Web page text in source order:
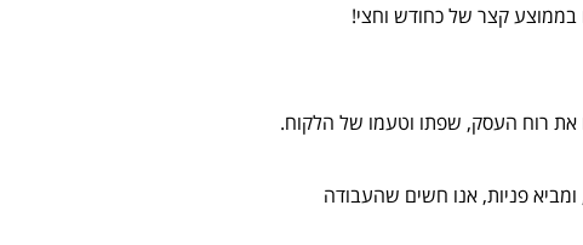
בממוצע קצר של כחודש וחצי!
את רוח העסק, שפתו וטעמו של הלקוח.
פניות, אנו חשים שהעבודה